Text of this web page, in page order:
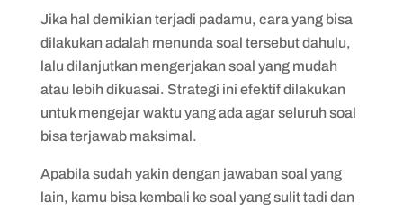
Jika hal demikian terjadi padamu, cara yang bisa
dilakukan adalah menunda soal tersebut dahulu,
lalu dilanjutkan mengerjakan soal yang mudah
atau lebih dikuasai. Strategi ini efektif dilakukan
untuk mengejar waktu yang ada agar seluruh soal
bisa terjawab maksimal.
Apabila sudah yakin dengan jawaban soal yang
lain, kamu bisa kembali ke soal yang sulit tadi dan